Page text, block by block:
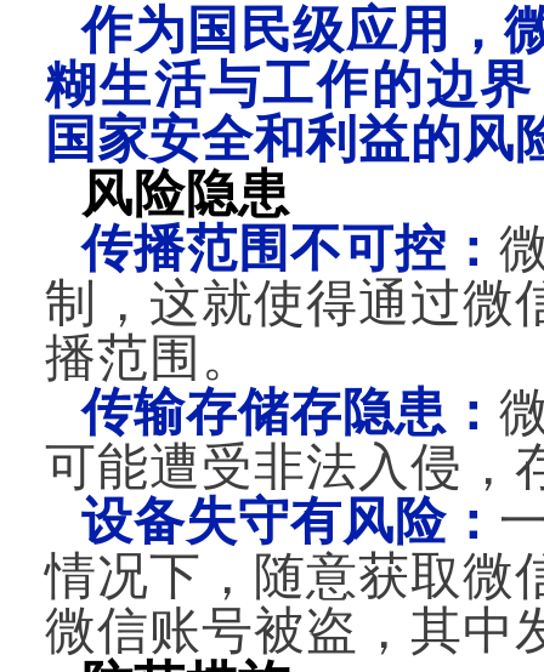
作为国民级应用，
糊生活与工作的边
国家安全和利益的风
风险隐患
传播范围不可控：
制，这就使得通过微
播范围。
传输存储存隐患：
可能遭受非法入侵，
设备失守有风险：
情况下，随意获取微
微信账号被盗，其中